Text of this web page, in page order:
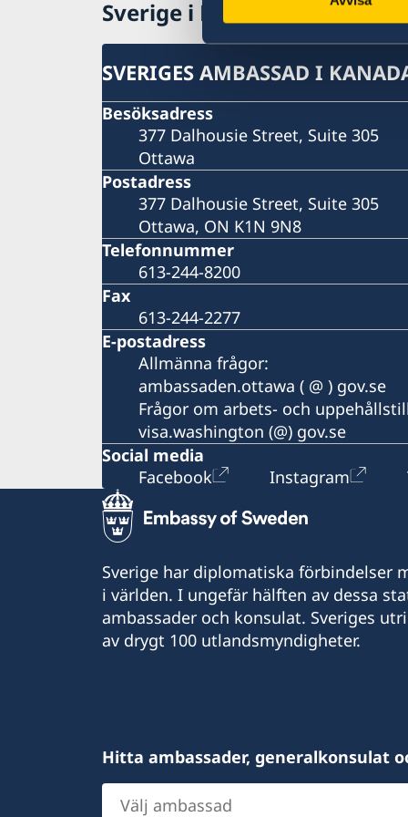
Sverige i Kanada
SVERIGES AMBASSAD I
Besöksadress
377 Dalhousie Street, Suite 305
Ottawa
Postadress
377 Dalhousie Street, Suite 305
Ottawa, ON K1N 9N8
Telefonnummer
613-244-8200
Fax
613-244-2277
E-postadress
Allmänna frågor:
ambassaden.ottawa ( @ ) gov.se
Frågor om arbets- och
visa.washington (@) gov.se
Social media
Facebook
Instagram
Sverige har diplomatiska förbindelser
i världen. I ungefär hälften av dessa
ambassader och konsulat. Sveriges
av drygt 100 utlandsmyndigheter.
Hitta ambassader, generalkonsulat
Välj